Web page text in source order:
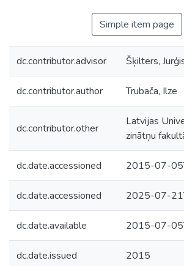
Simple item page
dc.contributor.advisor Šķilters,
dc.contributor.author Trubača, Ilze
dc.contributor.other
Latvijas
zinātņu
dc.date.accessioned 2015-07-
dc.date.accessioned 2025-07-
dc.date.available 2015-07-
dc.date.issued 2015